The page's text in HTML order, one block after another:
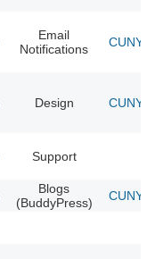
Email
Notifications
CUNY
Design CUNY
Support
Blogs
(BuddyPress)
CUNY